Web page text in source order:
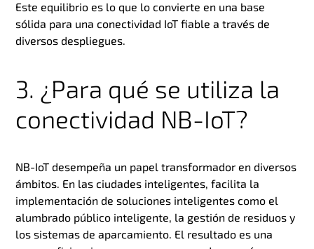
Este equilibrio es lo que lo convierte en una base
sólida para una conectividad IoT fiable a través de
diversos despliegues.
3. ¿Para qué se utiliza la
conectividad NB-IoT?
NB-IoT desempeña un papel transformador en diversos
ámbitos. En las ciudades inteligentes, facilita la
implementación de soluciones inteligentes como el
alumbrado público inteligente, la gestión de residuos y
los sistemas de aparcamiento. El resultado es una